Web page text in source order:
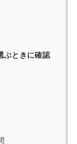
ぶときに確認